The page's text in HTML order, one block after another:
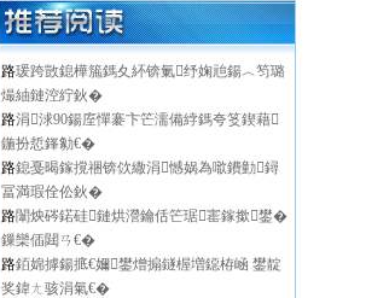
路瑗跨敳鎴樺箷鎷夊紑锛氭纾婅兘鍚︿笉璐
熶紬鏈涳紵鈥�
路涓浗90鍚庢憚褰卞笀濡備綍鎷夸笅鍥藉
鍦扮悊鎽勨€�
路鎴戞暍鎵撹祵锛佽繖涓憾娲為噷鐨勭鐞
冨満瑕佺伀鈥�
路闈炴硶鍩硅鏈烘瀯鑰佸笀琚寚鎵撳鐢�
鏁欒偛閮ㄢ€�
路銆婂摢鍚掋€嬭鐢熷搧鐩楃増鐚栫崡 鐢靛
奖鍏ㄤ骇涓氣€�